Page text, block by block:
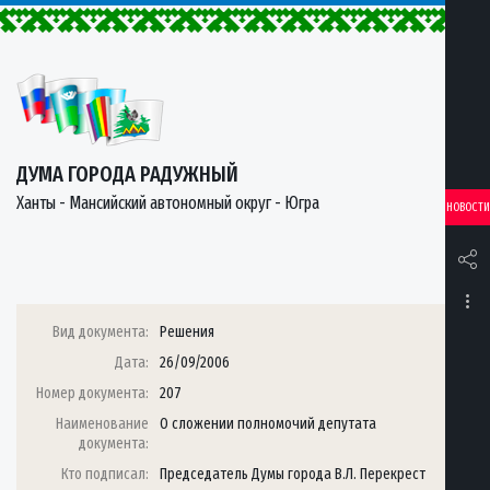
ДУМА ГОРОДА РАДУЖНЫЙ
Ханты - Мансийский автономный округ - Югра НОВОСТИ
Вид документа:
Решения
Дата:
26/09/2006
Номер документа:
207
Наименование
документа:
О сложении полномочий депутата
Кто подписал: Председатель Думы города В.Л. Перекрест